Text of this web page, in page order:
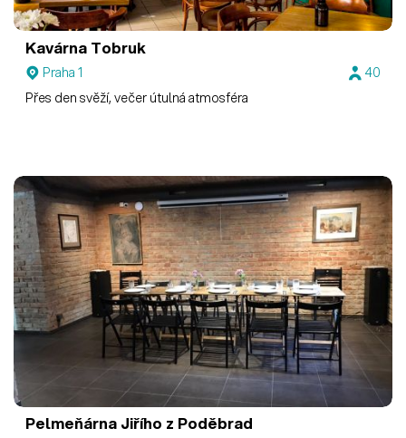
Kavárna Tobruk
Praha 1
40
Přes den svěží, večer útulná atmosféra
Pelmeňárna Jiřího z Poděbrad